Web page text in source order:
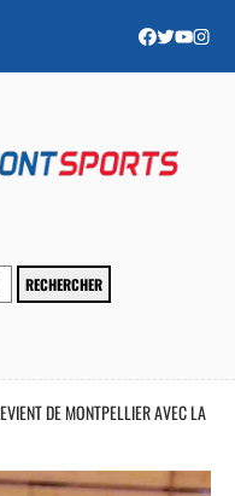
DE MONTPELLIER AVEC LA